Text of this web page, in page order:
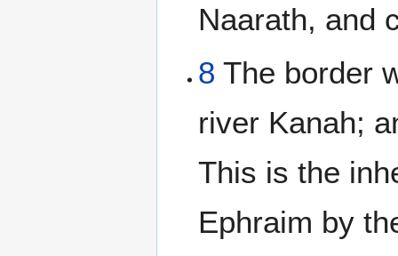
Naarath, and
8 The border
river Kanah;
This is the
Ephraim by